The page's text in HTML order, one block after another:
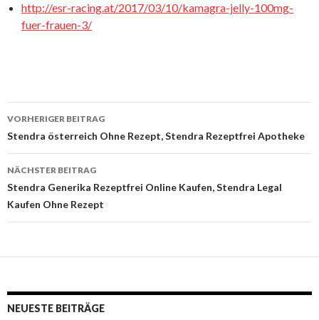
http://esr-racing.at/2017/03/10/kamagra-jelly-100mg-
fuer-frauen-3/
Beitrags-
Navigation
VORHERIGER BEITRAG
Stendra österreich Ohne Rezept, Stendra Rezeptfrei Apotheke
NÄCHSTER BEITRAG
Stendra Generika Rezeptfrei Online Kaufen, Stendra Legal
Kaufen Ohne Rezept
NEUESTE BEITRÄGE